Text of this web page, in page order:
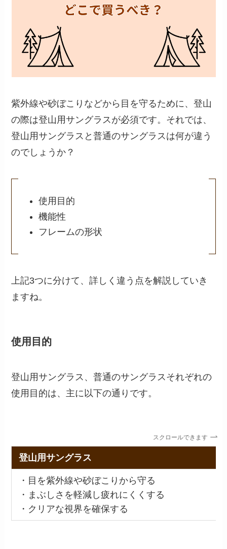
紫外線や砂ぼこりなどから目を守るために、登山
の際は登山用サングラスが必須です。それでは、
登山用サングラスと普通のサングラスは何が違う
のでしょうか？
使用目的
機能性
フレームの形状
上記3つに分けて、詳しく違う点を解説していき
ますね。
使用目的
登山用サングラス、普通のサングラスそれぞれの
使用目的は、主に以下の通りです。
スクロールできます
登山用サングラス
・目を紫外線や砂ぼこりから守る
・まぶしさを軽減し疲れにくくする
・クリアな視界を確保する